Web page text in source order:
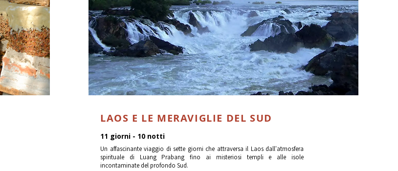
LAOS E LE MERAVIGLIE DEL SUD
11 giorni - 10 notti
Un affascinante viaggio di sette giorni che attraversa il Laos dall'atmosfera
spirituale di Luang Prabang fino ai misteriosi templi e alle isole
incontaminate del profondo Sud.